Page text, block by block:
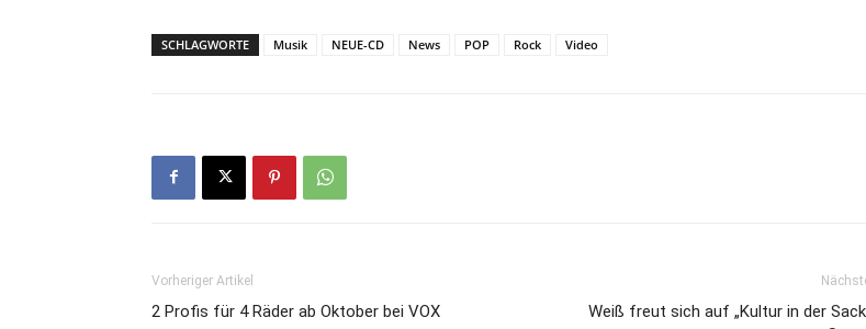
SCHLAGWORTE Musik NEUE-CD News POP Rock Video
Vorheriger Artikel
2 Profis für 4 Räder ab Oktober bei VOX
Weiß freut sich auf „Kultur in der